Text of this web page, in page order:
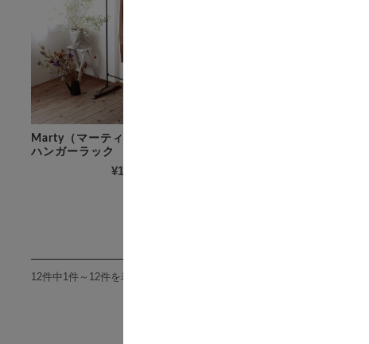
Marty（マーティ） アイアン
ハンガーラック
¥15,500
12件中1件～12件を表示